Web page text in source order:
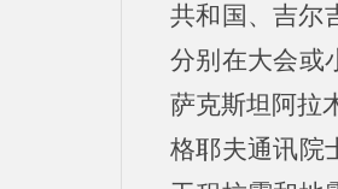
共和国、吉尔
分别在大会或
萨克斯坦阿拉
格耶夫通讯院